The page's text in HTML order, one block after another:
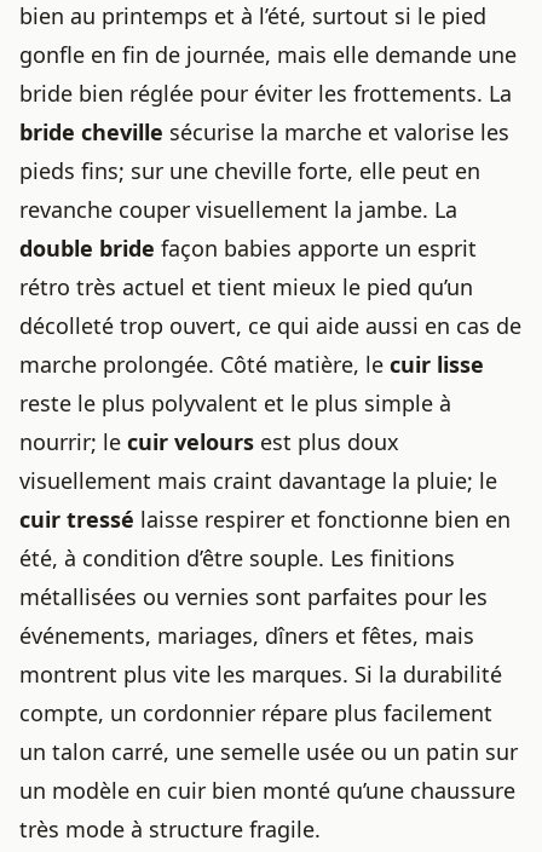
bien au printemps et à l’été, surtout si le pied
gonfle en fin de journée, mais elle demande une
bride bien réglée pour éviter les frottements. La
bride cheville sécurise la marche et valorise les
pieds fins; sur une cheville forte, elle peut en
revanche couper visuellement la jambe. La
double bride façon babies apporte un esprit
rétro très actuel et tient mieux le pied qu’un
décolleté trop ouvert, ce qui aide aussi en cas de
marche prolongée. Côté matière, le cuir lisse
reste le plus polyvalent et le plus simple à
nourrir; le cuir velours est plus doux
visuellement mais craint davantage la pluie; le
cuir tressé laisse respirer et fonctionne bien en
été, à condition d’être souple. Les finitions
métallisées ou vernies sont parfaites pour les
événements, mariages, dîners et fêtes, mais
montrent plus vite les marques. Si la durabilité
compte, un cordonnier répare plus facilement
un talon carré, une semelle usée ou un patin sur
un modèle en cuir bien monté qu’une chaussure
très mode à structure fragile.